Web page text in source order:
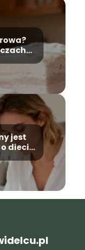
jest
diecie